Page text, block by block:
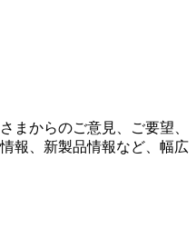
まからのご意見、ご要望、
報、新製品情報など、幅広